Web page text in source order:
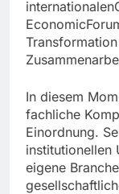
In diesem
fachliche
Einordnung.
institutionellen
eigene